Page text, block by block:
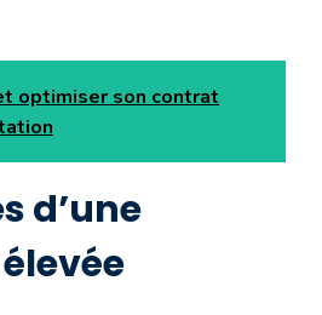
optimiser son contrat
d’une